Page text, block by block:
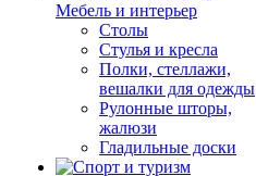
Мебель и интерьер
Столы
Стулья и кресла
Полки, стеллажи,
вешалки для одежды
Рулонные шторы,
жалюзи
Гладильные доски